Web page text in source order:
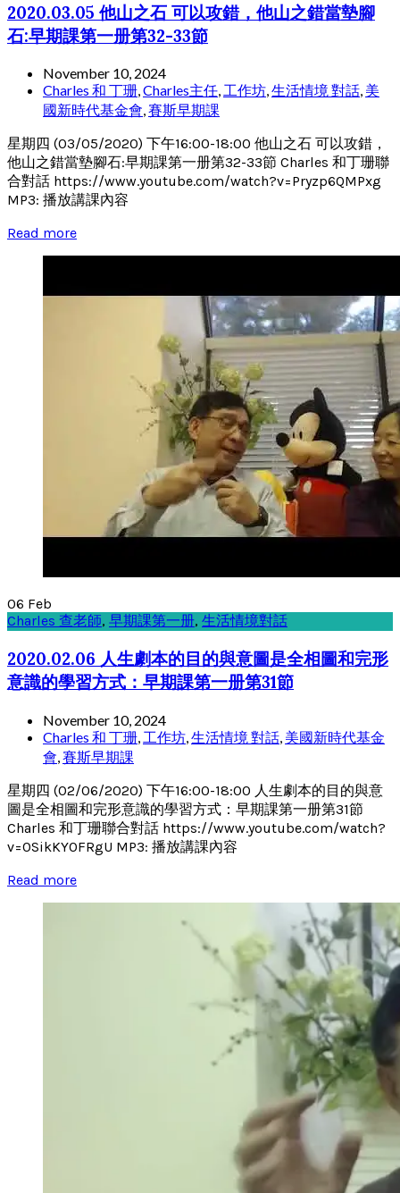
2020.03.05 他山之石 可以攻錯，他山之錯當墊腳
石:早期課第一册第32-33節
November 10, 2024
Charles 和 丁珊,Charles主任, 工作坊,生活情境 對話, 美
國新時代基金會,賽斯早期課
星期四 (03/05/2020) 下午16:00-18:00 他山之石 可以攻錯，
他山之錯當墊腳石:早期課第一册第32-33節 Charles 和丁珊聯
合對話 https://www.youtube.com/watch?v=Pryzp6QMPxg
MP3: 播放講課內容
Read more
06 Feb
Charles 查老師, 早期課第一册, 生活情境對話
2020.02.06 人生劇本的目的與意圖是全相圖和完形
意識的學習方式：早期課第一册第31節
November 10, 2024
Charles 和 丁珊, 工作坊,生活情境 對話, 美國新時代基金
會,賽斯早期課
星期四 (02/06/2020) 下午16:00-18:00 人生劇本的目的與意
圖是全相圖和完形意識的學習方式：早期課第一册第31節
Charles 和丁珊聯合對話 https://www.youtube.com/watch?
v=0SikKY0FRgU MP3: 播放講課內容
Read more